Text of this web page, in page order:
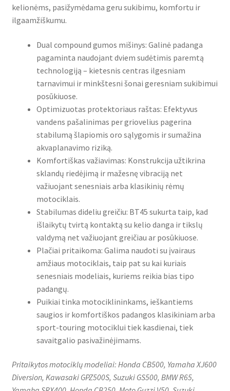
kelionėms, pasižymėdama geru sukibimu, komfortu ir
ilgaamžiškumu.
Dual compound gumos mišinys: Galinė padanga
pagaminta naudojant dviem sudėtimis paremtą
technologiją – kietesnis centras ilgesniam
tarnavimui ir minkštesni šonai geresniam sukibimui
posūkiuose.
Optimizuotas protektoriaus raštas: Efektyvus
vandens pašalinimas per griovelius pagerina
stabilumą šlapiomis oro sąlygomis ir sumažina
akvaplanavimo riziką.
Komfortiškas važiavimas: Konstrukcija užtikrina
sklandų riedėjimą ir mažesnę vibraciją net
važiuojant senesniais arba klasikinių rėmų
motociklais.
Stabilumas dideliu greičiu: BT45 sukurta taip, kad
išlaikytų tvirtą kontaktą su kelio danga ir tikslų
valdymą net važiuojant greičiau ar posūkiuose.
Plačiai pritaikoma: Galima naudoti su įvairaus
amžiaus motociklais, taip pat su kai kuriais
senesniais modeliais, kuriems reikia bias tipo
padangų.
Puikiai tinka motociklininkams, ieškantiems
saugios ir komfortiškos padangos klasikiniam arba
sport-touring motociklui tiek kasdienai, tiek
savaitgalio pasivažinėjimams.
Pritaikytos motociklų modeliai: Honda CB500, Yamaha XJ600
Diversion, Kawasaki GPZ500S, Suzuki GS500, BMW R65,